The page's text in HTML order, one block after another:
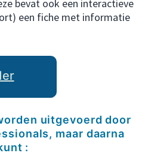
bevat ook een interactieve
een fiche met informatie
uitgevoerd door
maar daarna
: